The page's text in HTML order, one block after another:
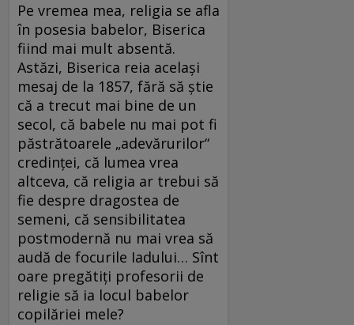
Pe vremea mea, religia se afla
în posesia babelor, Biserica
fiind mai mult absentă.
Astăzi, Biserica reia acelaşi
mesaj de la 1857, fără să ştie
că a trecut mai bine de un
secol, că babele nu mai pot fi
păstrătoarele „adevărurilor“
credinţei, că lumea vrea
altceva, că religia ar trebui să
fie despre dragostea de
semeni, că sensibilitatea
postmodernă nu mai vrea să
audă de focurile Iadului… Sînt
oare pregătiţi profesorii de
religie să ia locul babelor
copilăriei mele?